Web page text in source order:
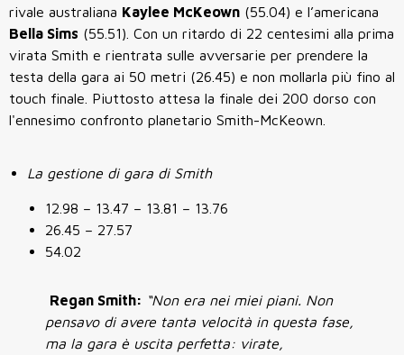
rivale australiana Kaylee McKeown (55.04) e l’americana
Bella Sims (55.51). Con un ritardo di 22 centesimi alla prima
virata Smith e rientrata sulle avversarie per prendere la
testa della gara ai 50 metri (26.45) e non mollarla più fino al
touch finale. Piuttosto attesa la finale dei 200 dorso con
l'ennesimo confronto planetario Smith-McKeown.
La gestione di gara di Smith
12.98 – 13.47 – 13.81 – 13.76
26.45 – 27.57
54.02
Regan Smith: “Non era nei miei piani. Non
pensavo di avere tanta velocità in questa fase,
ma la gara è uscita perfetta: virate,